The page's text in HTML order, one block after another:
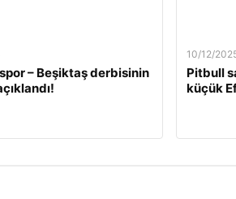
– Beşiktaş derbisinin
10/12/
Pitbull
küçük